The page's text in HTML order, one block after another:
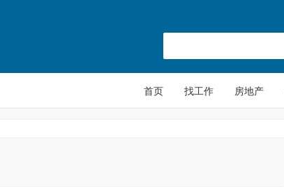
首页 找工作 房地产